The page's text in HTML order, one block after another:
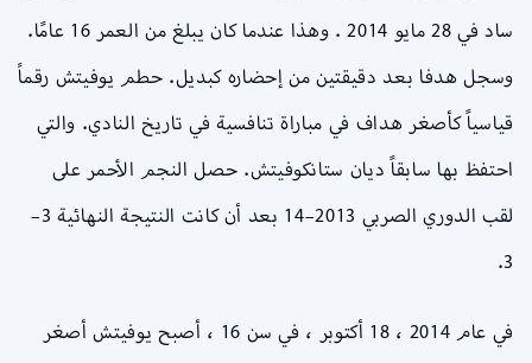
ساد في 28 مايو 2014 . وهذا عندما كان يبلغ من العمر 16 عامًا.
وسجل هدفا بعد دقيقتين من إحضاره كبديل. حطم يوفيتش رقماً
قياسياً كأصغر هداف في مباراة تنافسية في تاريخ النادي. والتي
احتفظ بها سابقاً ديان ستانكوفيتش. حصل النجم الأحمر على
لقب الدوري الصربي 2013–14 بعد أن كانت النتيجة النهائية 3–
3.
في عام 2014 ، 18 أكتوبر ، في سن 16 ، أصبح يوفيتش أصغر